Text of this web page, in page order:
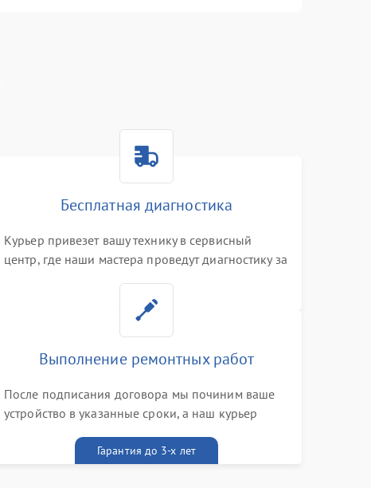
Бесплатная диагностика
Курьер привезет вашу технику в сервисный
центр, где наши мастера проведут диагностику за
Выполнение ремонтных работ
После подписания договора мы починим ваше
устройство в указанные сроки, а наш курьер
талоном бесплатноГарантия до 3-х лет